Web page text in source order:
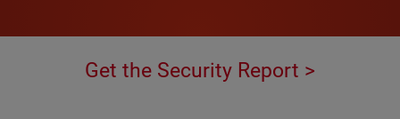
Get the Security Report >